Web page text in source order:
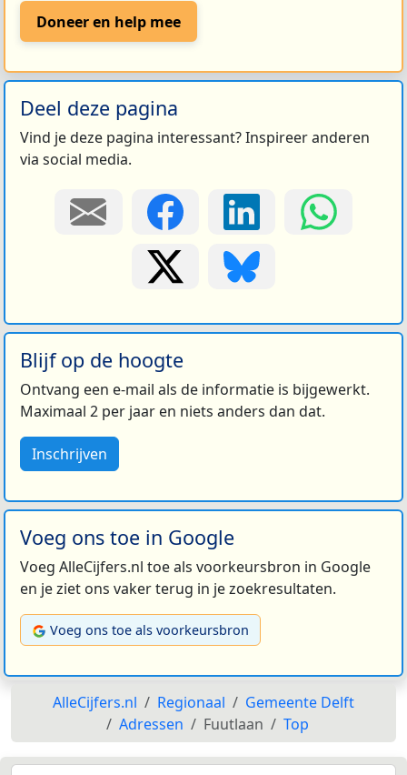
Doneer en help mee
Deel deze pagina
Vind je deze pagina interessant? Inspireer anderen
via social media.
Blijf op de hoogte
Ontvang een e-mail als de informatie is bijgewerkt.
Maximaal 2 per jaar en niets anders dan dat.
Inschrijven
Voeg ons toe in Google
Voeg AlleCijfers.nl toe als voorkeursbron in Google
en je ziet ons vaker terug in je zoekresultaten.
Voeg ons toe als voorkeursbron
AlleCijfers.nl Regionaal
Gemeente Delft
Adressen
Fuutlaan Top